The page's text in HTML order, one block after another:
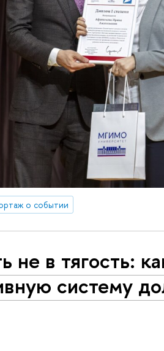
о событии
не в тягость:
систему